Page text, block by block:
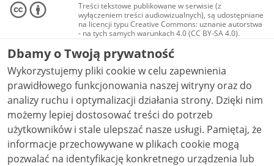
Treści tekstowe publikowane w serwisie (z
wyłączeniem treści audiowizualnych), są udostępniane
na licencji typu Creative Commons: uznanie autorstwa
- na tych samych warunkach 4.0 (CC BY-SA 4.0).
Materiały audiowizualne, w tym zdjęcia, materiały
audio i wideo, są udostępniane na licencji typu
Creative Commons: uznanie autorstwa użycie
niekomercyjne - bez utworów zależnych 4.0 (CC BY-
NC-ND 4.0), o ile nie jest to stwierdzone inaczej.
Dbamy o Twoją prywatność
Wykorzystujemy pliki cookie w celu zapewnienia
prawidłowego funkcjonowania naszej witryny oraz do
analizy ruchu i optymalizacji działania strony. Dzięki nim
możemy lepiej dostosować treści do potrzeb
użytkowników i stale ulepszać nasze usługi. Pamiętaj, że
informacje przechowywane w plikach cookie mogą
pozwalać na identyfikację konkretnego urządzenia lub